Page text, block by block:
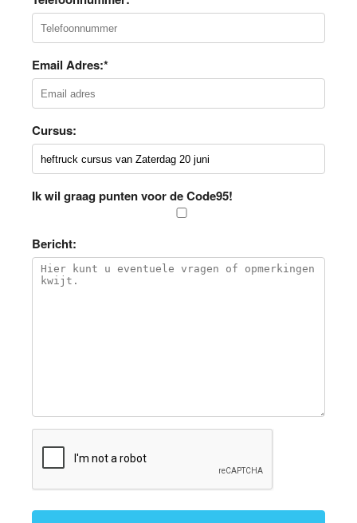
Email Adres:*
Cursus:
Ik wil graag punten voor de Code95!
Bericht: